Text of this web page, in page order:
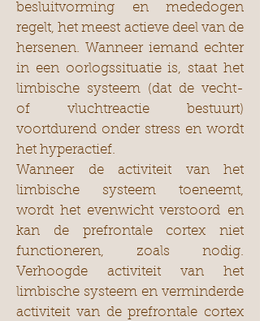
besluitvorming en mededogen
regelt, het meest actieve deel van de
hersenen. Wanneer iemand echter
in een oorlogssituatie is, staat het
limbische systeem (dat de vecht-
of vluchtreactie bestuurt)
voortdurend onder stress en wordt
het hyperactief.
Wanneer de activiteit van het
limbische systeem toeneemt,
wordt het evenwicht verstoord en
kan de prefrontale cortex niet
functioneren, zoals nodig.
Verhoogde activiteit van het
limbische systeem en verminderde
activiteit van de prefrontale cortex